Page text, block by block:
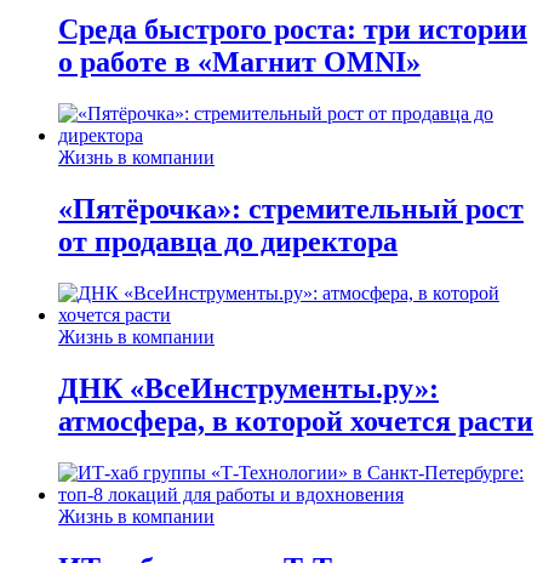
Среда быстрого роста: три истории
о работе в «Магнит OMNI»
Жизнь в компании
«Пятёрочка»: стремительный рост
от продавца до директора
Жизнь в компании
ДНК «ВсеИнструменты.ру»:
атмосфера, в которой хочется расти
Жизнь в компании